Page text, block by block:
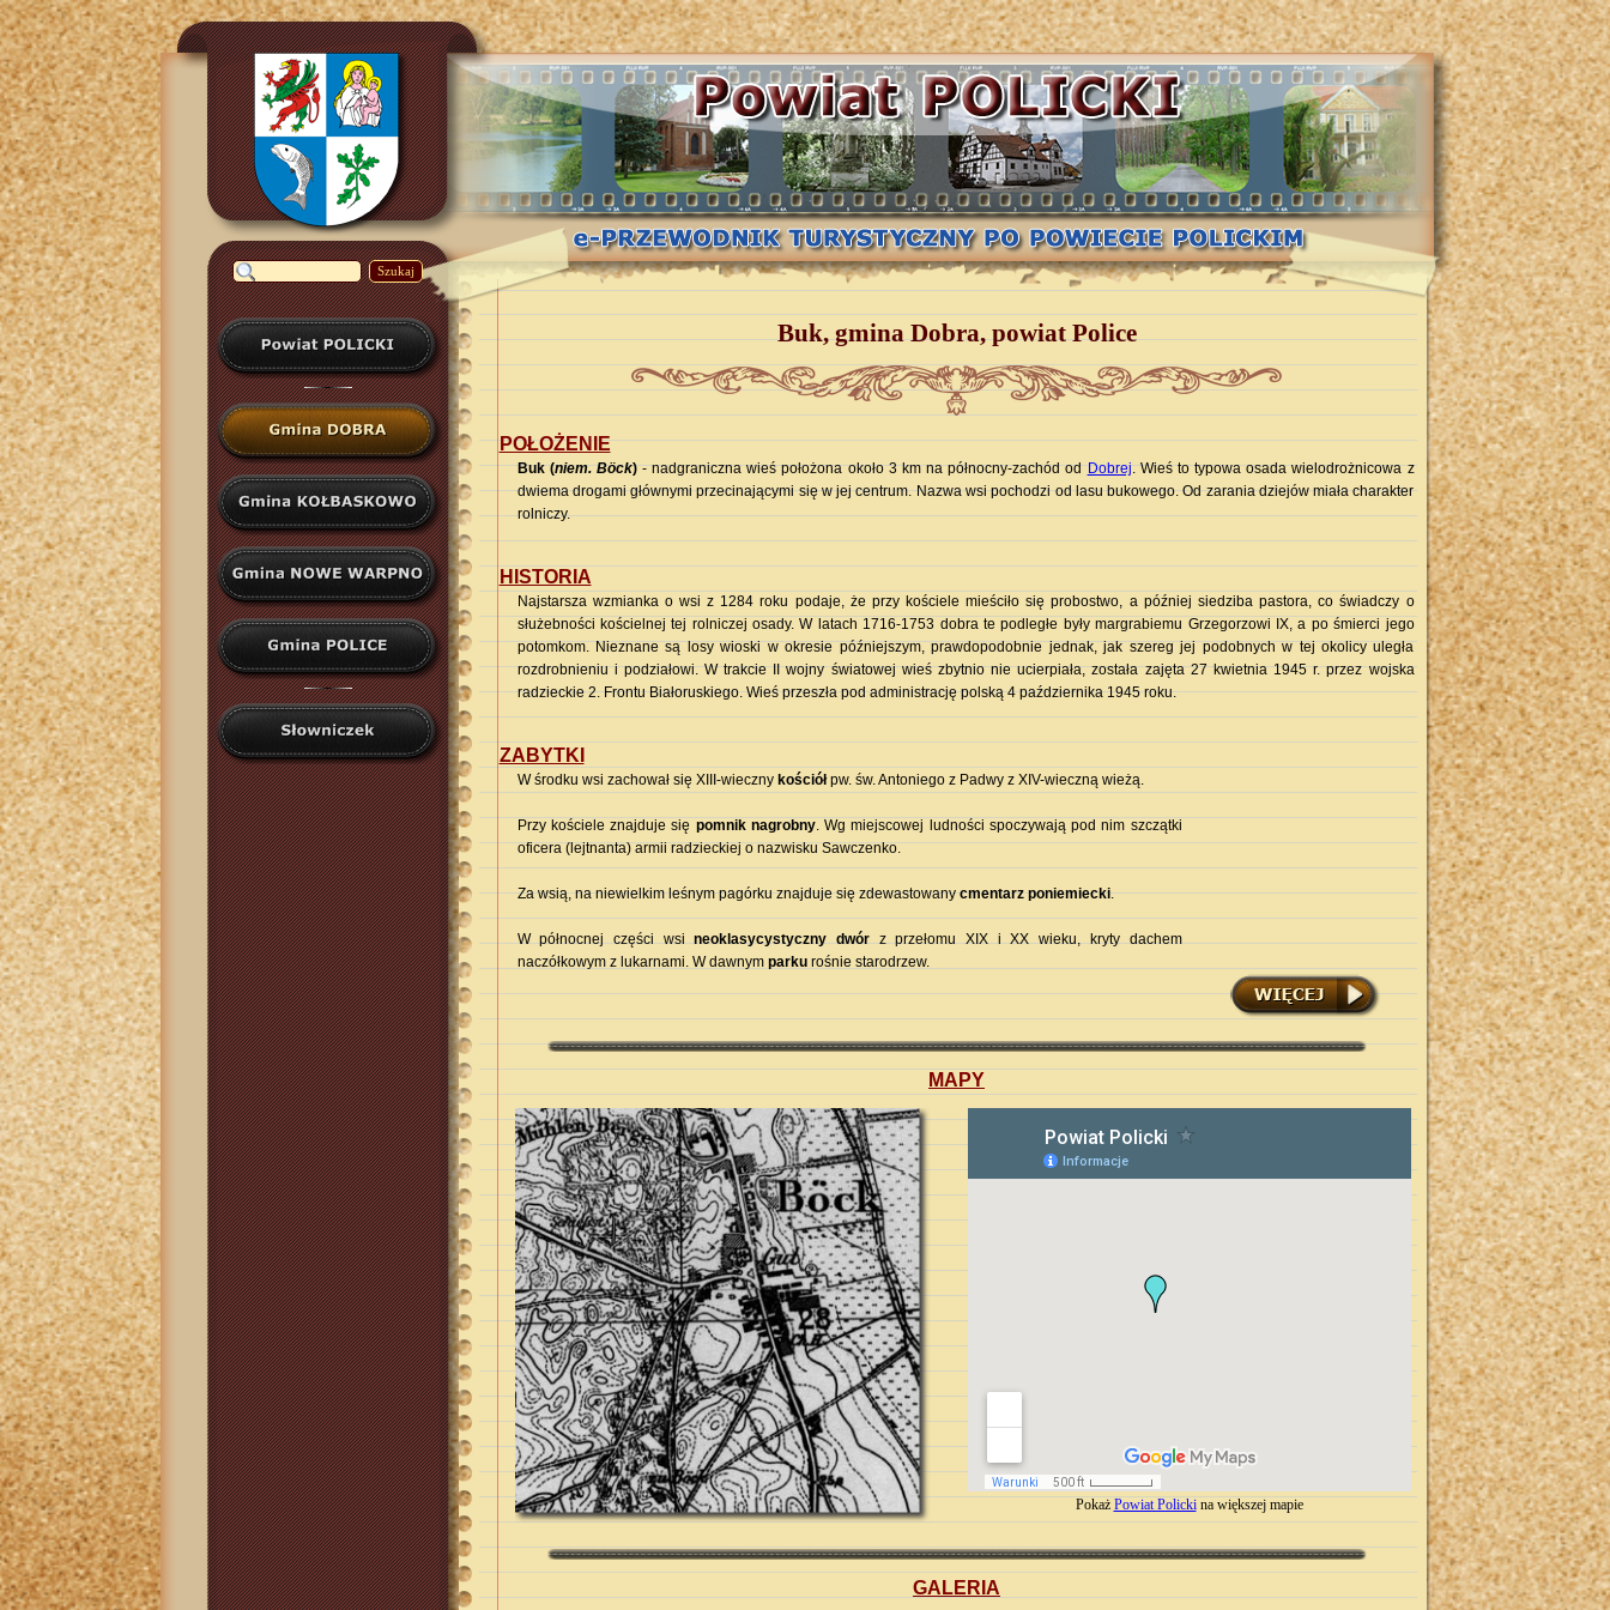
Szukaj
Buk, gmina Dobra, powiat Police
POŁOŻENIE
Buk (niem. Böck)- nadgraniczna wieś położona około 3 km na północny-zachód odDobrej. Wieś to typowa osada wielodrożnicowa z
dwiema drogami głównymi przecinającymi się w jej centrum. Nazwa wsi pochodzi od lasu bukowego. Od zarania dziejów miała charakter
rolniczy.
HISTORIA
Najstarsza wzmianka o wsi z 1284 roku podaje, że przy kościele mieściło się probostwo, a później siedziba pastora, co świadczy o
służebności kościelnej tej rolniczej osady. W latach 1716-1753 dobra te podległe były margrabiemu Grzegorzowi IX, a po śmierci jego
potomkom. Nieznane są losy wioski w okresie późniejszym, prawdopodobnie jednak, jak szereg jej podobnych w tej okolicy uległa
rozdrobnieniu i podziałowi. W trakcie II wojny światowej wieś zbytnio nie ucierpiała, została zajęta 27 kwietnia 1945 r. przez wojska
radzieckie 2. Frontu Białoruskiego. Wieś przeszła pod administrację polską 4 października 1945 roku.
ZABYTKI
W środku wsi zachował się XIII-wieczny kościółpw. św. Antoniego z Padwy z XIV-wieczną wieżą.
Przy kościele znajduje się pomnik nagrobny. Wg miejscowej ludności spoczywają pod nim szczątki
oficera (lejtnanta) armii radzieckiej o nazwisku Sawczenko.
Za wsią, na niewielkim leśnym pagórku znajduje się zdewastowanycmentarz poniemiecki.
W północnej części wsineoklasycystyczny dwórz przełomu XIX i XX wieku, kryty dachem
naczółkowym z lukarnami. W dawnym parkurośnie starodrzew.
MAPY
Pokaż Powiat Polickina większej mapie
GALERIA